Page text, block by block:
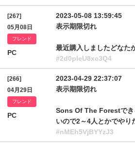
[267]
05月08日
フレンド
PC
2023-05-08 13:59:45
表示期限切れ
最近購入しましたどなた
#2d0pleU8xc3Q4
[266]
04月29日
フレンド
PC
2023-04-29 22:37:07
表示期限切れ
Sons Of The Forestでき
いので2～4人とかでやり
#nMEh5VjBYYzJ3